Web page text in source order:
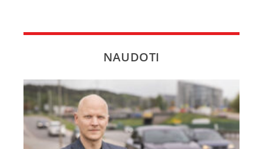
NAUDOTI